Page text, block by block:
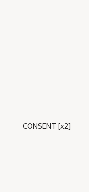
CONSENT [x2]